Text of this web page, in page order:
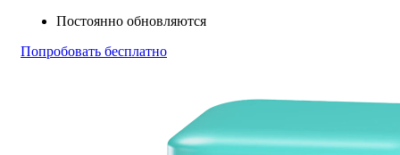
Постоянно обновляются
Попробовать бесплатно